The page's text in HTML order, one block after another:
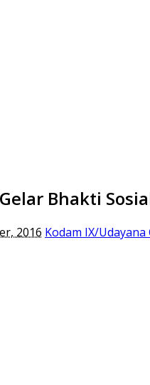
Bhakti
2016 Kodam IX/